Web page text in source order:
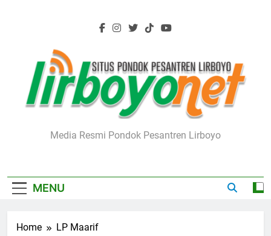
Lirboyo.net
Media Resmi Pondok Pesantren Lirboyo
MENU
Home LP Maarif